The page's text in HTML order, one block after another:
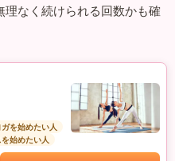
なく続けられる回数かも確
を始めたい人
始めたい人